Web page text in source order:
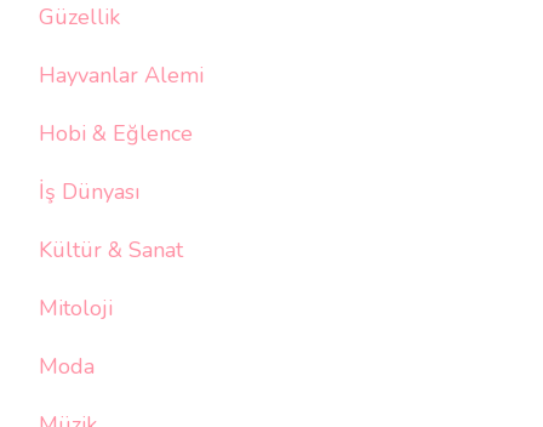
Güzellik
Hayvanlar Alemi
Hobi & Eğlence
İş Dünyası
Kültür & Sanat
Mitoloji
Moda